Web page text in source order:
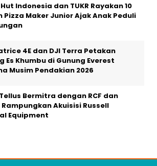
Indonesia dan TUKR Rayakan 10
Pizza Maker Junior Ajak Anak Peduli
4E dan DJI Terra Petakan
Es Khumbu di Gunung Everest
Musim Pendakian 2026
Bermitra dengan RCF dan
Rampungkan Akuisisi Russell
Equipment